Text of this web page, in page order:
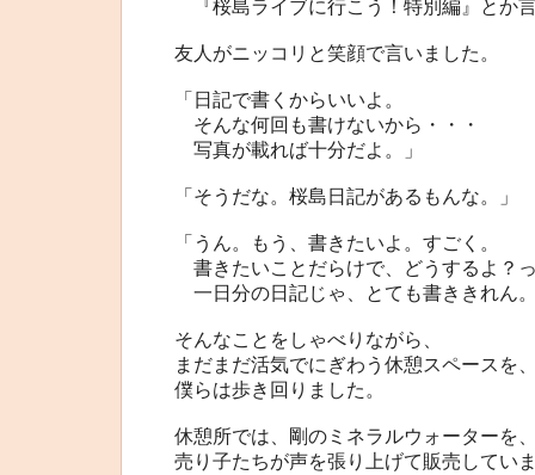
『桜島ライブに行こう！特別編』とか
友人がニッコリと笑顔で言いました。
「日記で書くからいいよ。
そんな何回も書けないから・・・
写真が載れば十分だよ。」
「そうだな。桜島日記があるもんな。」
「うん。もう、書きたいよ。すごく。
書きたいことだらけで、どうするよ？
一日分の日記じゃ、とても書ききれん
そんなことをしゃべりながら、
まだまだ活気でにぎわう休憩スペースを
僕らは歩き回りました。
休憩所では、剛のミネラルウォーターを
売り子たちが声を張り上げて販売してい